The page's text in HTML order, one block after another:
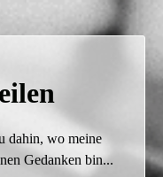
dahin, wo meine
Gedanken bin...